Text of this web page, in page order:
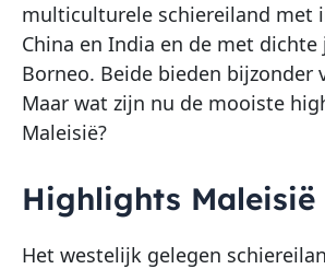
multiculturele schiereiland met
China en India en de met
Borneo. Beide bieden bijzonder
Maar wat zijn nu de mooiste
Maleisië?
Highlights Maleisië
Het westelijk gelegen